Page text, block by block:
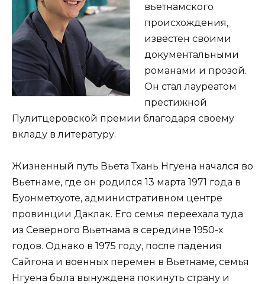
вьетнамского
происхождения,
известен своими
документальными
романами и прозой.
Он стал лауреатом
престижной
Пулитцеровской премии благодаря своему
вкладу в литературу.
Жизненный путь Вьета Тхань Нгуена начался во
Вьетнаме, где он родился 13 марта 1971 года в
Буонметхуоте, административном центре
провинции Даклак. Его семья переехала туда
из Северного Вьетнама в середине 1950-х
годов. Однако в 1975 году, после падения
Сайгона и военных перемен в Вьетнаме, семья
Нгуена была вынуждена покинуть страну и